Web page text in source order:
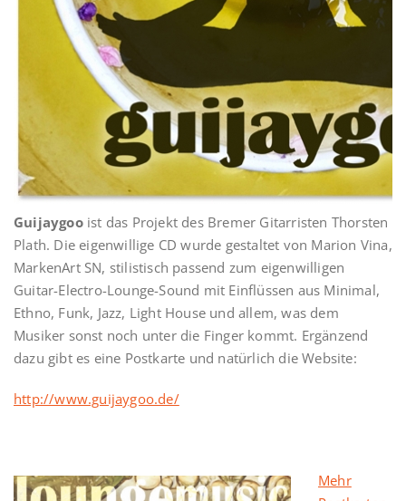
Guijaygooist das Projekt des Bremer Gitarristen Thorsten
Plath. Die eigenwillige CD wurde gestaltet von Marion Vina,
MarkenArt SN, stilistisch passend zum eigenwilligen
Guitar-Electro-Lounge-Sound mit Einflüssen aus Minimal,
Ethno, Funk, Jazz, Light House und allem, was dem
Musiker sonst noch unter die Finger kommt. Ergänzend
dazu gibt es eine Postkarte und natürlich die Website:
http://www.guijaygoo.de/
Mehr